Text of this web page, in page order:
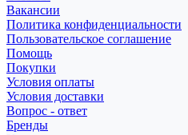
Вакансии
Политика конфиденциальности
Пользовательское соглашение
Помощь
Покупки
Условия оплаты
Условия доставки
Вопрос - ответ
Бренды